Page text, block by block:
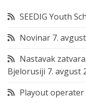
SEEDIG Youth
Novinar 7.
Nastavak
Bjelorusiji 7. avgust
Playout operater